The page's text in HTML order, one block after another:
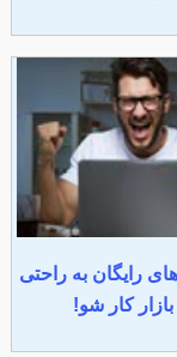
رایگان به راحتی
بازار کار شو!